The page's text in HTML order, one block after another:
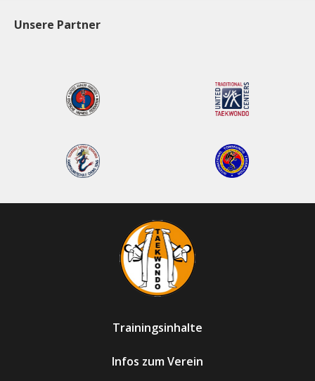
Unsere Partner
Trainingsinhalte
Infos zum Verein